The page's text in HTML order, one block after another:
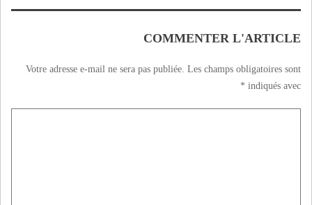
COMMENTER L'ARTICLE
Votre adresse e-mail ne sera pas publiée. Les champs obligatoires sont
indiqués avec
*